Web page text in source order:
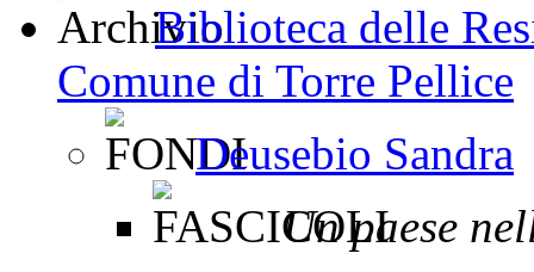
Biblioteca delle
Comune di Torre Pellice
Deusebio Sandra
Un paese